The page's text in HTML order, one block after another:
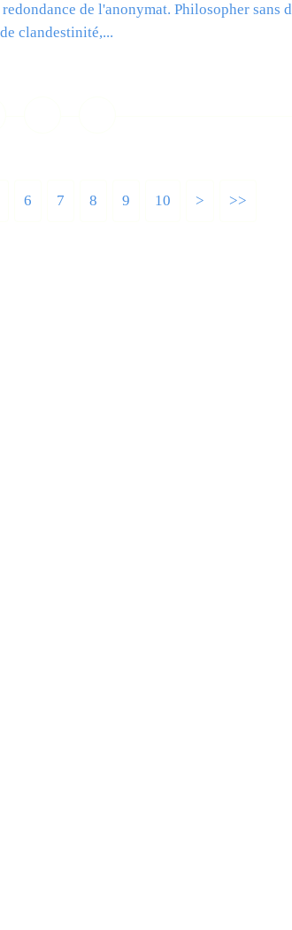
de l'anonymat. Philosopher sans
clandestinité,...
6 7 8 9 10 > >>